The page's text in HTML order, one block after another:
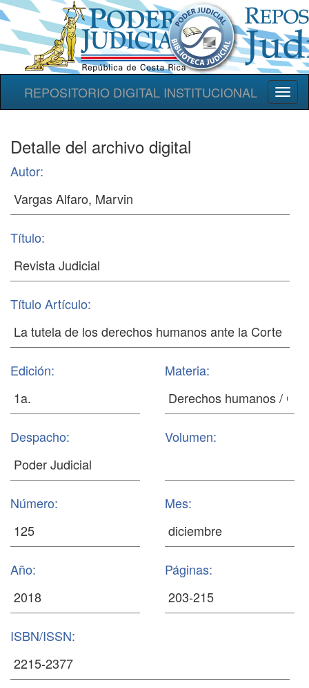
REPOSITORIO DIGITAL INSTITUCIONAL
Detalle del archivo digital
Autor:
Título:
Título Artículo:
Edición: Materia:
Despacho: Volumen:
Número: Mes:
Año: Páginas:
ISBN/ISSN: